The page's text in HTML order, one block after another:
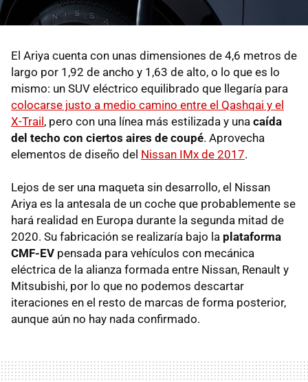
El Ariya cuenta con unas dimensiones de 4,6 metros de
largo por 1,92 de ancho y 1,63 de alto, o lo que es lo
mismo: un SUV eléctrico equilibrado que llegaría para
colocarse justo a medio camino entre el Qashqai y el
X-Trail, pero con una línea más estilizada y una caída
del techo con ciertos aires de coupé. Aprovecha
elementos de diseño del Nissan IMx de 2017.
Lejos de ser una maqueta sin desarrollo, el Nissan
Ariya es la antesala de un coche que probablemente se
hará realidad en Europa durante la segunda mitad de
2020. Su fabricación se realizaría bajo la plataforma
CMF-EV pensada para vehículos con mecánica
eléctrica de la alianza formada entre Nissan, Renault y
Mitsubishi, por lo que no podemos descartar
iteraciones en el resto de marcas de forma posterior,
aunque aún no hay nada confirmado.